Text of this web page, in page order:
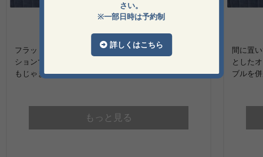
さい。
※一部日時は予約制
詳しくはこちら
フラットなソファに置いて、肘掛けとして使えるクッ
ションです。幅20cmとスリムなので座面の上に置いて
もじゃまにならず、持ち運びも気楽です。
もっと見る
間に置
とした
ブルを